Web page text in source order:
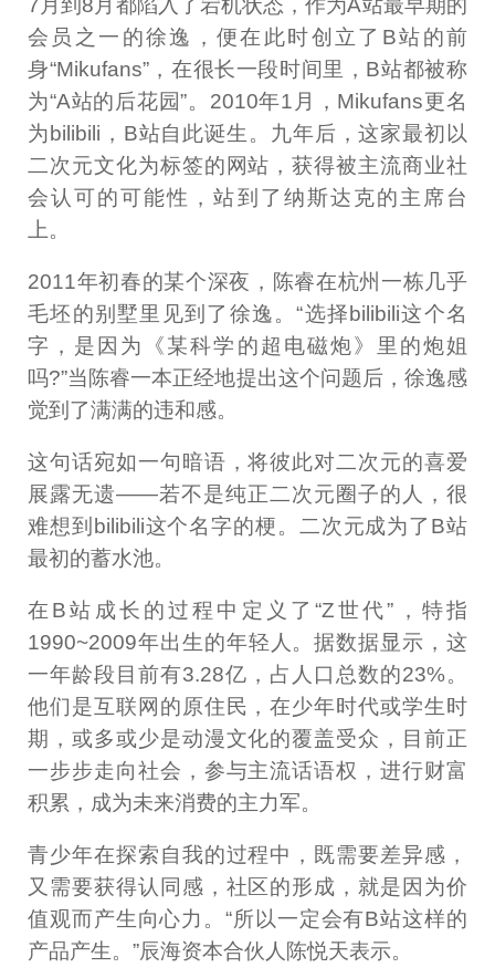
7月到8月都陷入了宕机状态，作为A站最早期的
会员之一的徐逸，便在此时创立了B站的前
身“Mikufans”，在很长一段时间里，B站都被称
为“A站的后花园”。2010年1月，Mikufans更名
为bilibili，B站自此诞生。九年后，这家最初以
二次元文化为标签的网站，获得被主流商业社
会认可的可能性，站到了纳斯达克的主席台
上。
2011年初春的某个深夜，陈睿在杭州一栋几乎
毛坯的别墅里见到了徐逸。“选择bilibili这个名
字，是因为《某科学的超电磁炮》里的炮姐
吗?”当陈睿一本正经地提出这个问题后，徐逸感
觉到了满满的违和感。
这句话宛如一句暗语，将彼此对二次元的喜爱
展露无遗——若不是纯正二次元圈子的人，很
难想到bilibili这个名字的梗。二次元成为了B站
最初的蓄水池。
在B站成长的过程中定义了“Z世代”，特指
1990~2009年出生的年轻人。据数据显示，这
一年龄段目前有3.28亿，占人口总数的23%。
他们是互联网的原住民，在少年时代或学生时
期，或多或少是动漫文化的覆盖受众，目前正
一步步走向社会，参与主流话语权，进行财富
积累，成为未来消费的主力军。
青少年在探索自我的过程中，既需要差异感，
又需要获得认同感，社区的形成，就是因为价
值观而产生向心力。“所以一定会有B站这样的
产品产生。”辰海资本合伙人陈悦天表示。